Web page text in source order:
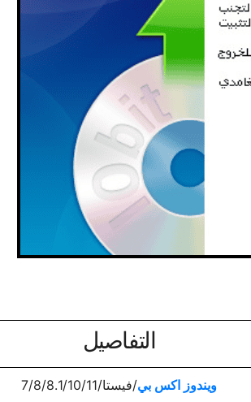
التفاصيل
ويندوز اكس بي/فيستا/7/8/8.1/10/11